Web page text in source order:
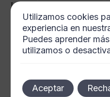
La innovación en la medicina
accesible y segura, permitiendo
sus beneficios. Investigaciones
avanzando, ofreciendo nuevos
forma natural en la vida diaria.
Conclusión para usuarios
avanzados liderando la
tratamientos con análisis
Utilizamos cookies
experiencia en
Puedes aprender
utilizamos o
Aceptar